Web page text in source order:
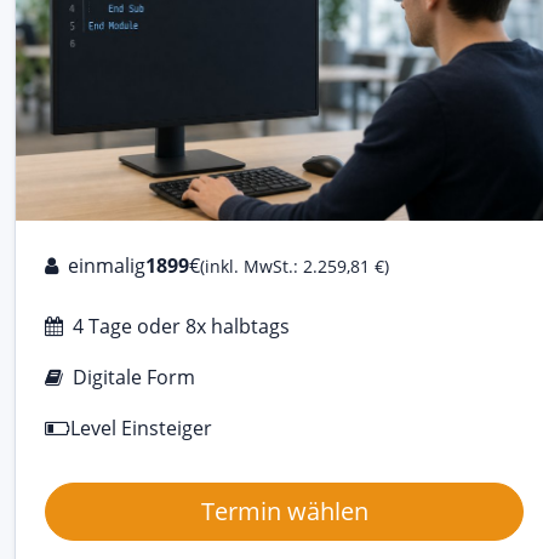
einmalig1899€(inkl. MwSt.: 2.259,81 €)
4 Tage oder 8x halbtags
Digitale Form
Level Einsteiger
Termin wählen